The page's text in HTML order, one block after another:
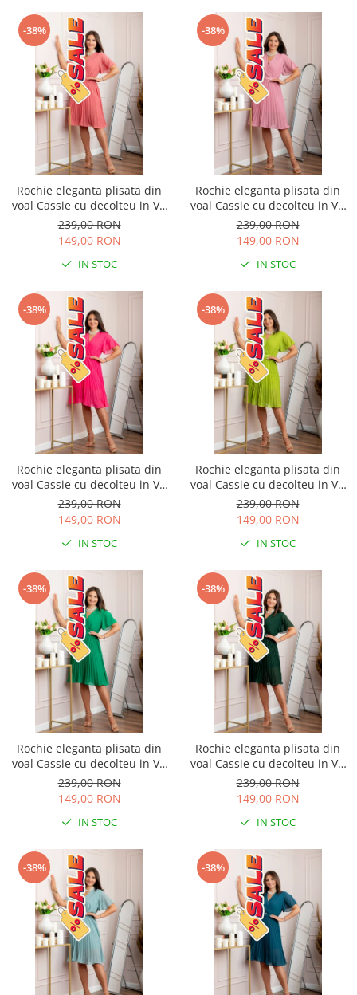
-38%
Rochie eleganta plisata din
voal Cassie cu decolteu in V -
Corai
239,00 RON
149,00 RON
IN STOC
-38%
Rochie eleganta plisata din
voal Cassie cu decolteu in V -
Roz
239,00 RON
149,00 RON
IN STOC
-38%
Rochie eleganta plisata din
voal Cassie cu decolteu in V -
Ciclam
239,00 RON
149,00 RON
IN STOC
-38%
Rochie eleganta plisata din
voal Cassie cu decolteu in V -
Verde lime
239,00 RON
149,00 RON
IN STOC
-38%
Rochie eleganta plisata din
voal Cassie cu decolteu in V -
Verde smarald
239,00 RON
149,00 RON
IN STOC
-38%
Rochie eleganta plisata din
voal Cassie cu decolteu in V -
Verde
239,00 RON
149,00 RON
IN STOC
-38% -38%